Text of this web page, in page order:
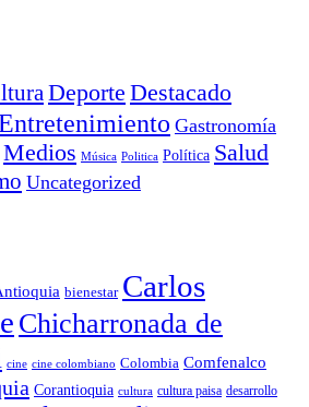
Deporte Destacado
Gastronomía
Medios Música Politica Política Salud
Uncategorized
bienestar Carlos
Chicharronada de
cine cine colombiano Colombia Comfenalco
Corantioquia cultura cultura paisa desarrollo